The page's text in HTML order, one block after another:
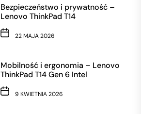
Bezpieczeństwo i prywatność –
Lenovo ThinkPad T14
22 MAJA 2026
Mobilność i ergonomia – Lenovo
ThinkPad T14 Gen 6 Intel
9 KWIETNIA 2026